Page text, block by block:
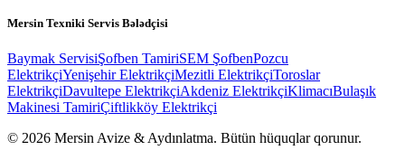
Mersin Texniki Servis Bələdçisi
Baymak ServisiŞofben TamiriSEM ŞofbenPozcu
ElektrikçiYenişehir ElektrikçiMezitli ElektrikçiToroslar
ElektrikçiDavultepe ElektrikçiAkdeniz ElektrikçiKlimacıBulaşık
Makinesi TamiriÇiftlikköy Elektrikçi
© 2026 Mersin Avize & Aydınlatma. Bütün hüquqlar qorunur.